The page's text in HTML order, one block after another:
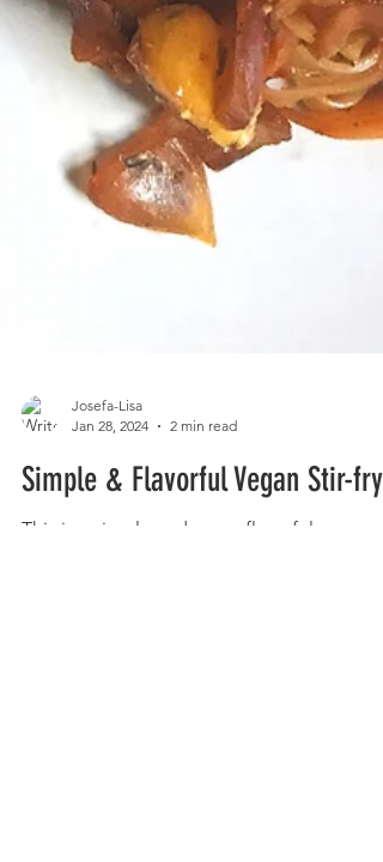
Jan 28, 2024
2 min read
Simple & Flavorful Vegan Stir-fry